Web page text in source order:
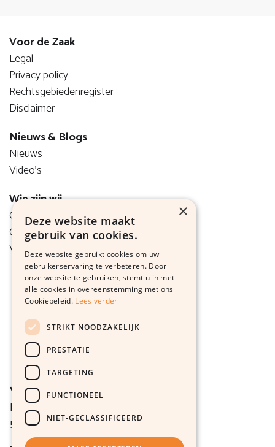
Voor de Zaak
Legal
Privacy policy
Rechtsgebiedenregister
Disclaimer
Nieuws & Blogs
Nieuws
Video's
Wie zijn wij
Onze visie
Ons team
Vacatures
Voor de Zaak Advocaten
Noorderpoort 9
5916 PJ Venlo
×
Deze website maakt
gebruik van cookies.
Deze website gebruikt cookies om uw
gebruikerservaring te verbeteren. Door
onze website te gebruiken, stemt u in met
alle cookies in overeenstemming met ons
Cookiebeleid. Lees verder
STRIKT NOODZAKELIJK
PRESTATIE
TARGETING
FUNCTIONEEL
NIET-GECLASSIFICEERD